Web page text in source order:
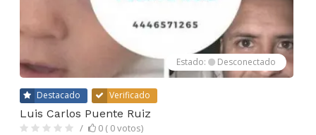
Estado: Desconectado
Destacado Verificado
Luis Carlos Puente Ruiz
0 ( 0 votos)